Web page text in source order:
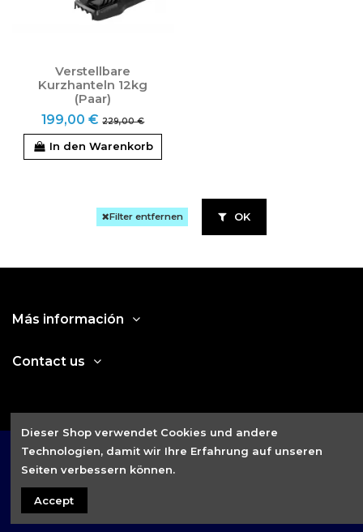
Verstellbare
Kurzhanteln 12kg
(Paar)
199,00 € 229,00 €
In den Warenkorb
Filter entfernen OK
Más información
Contact us
Dieser Shop verwendet Cookies und andere
Technologien, damit wir Ihre Erfahrung auf unseren
Seiten verbessern können.
Accept